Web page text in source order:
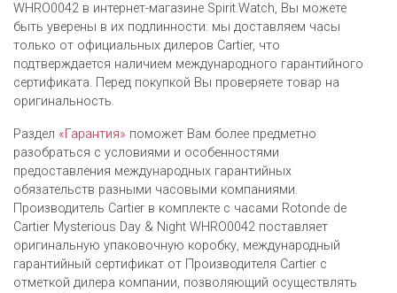
WHRO0042 в интернет-магазине Spirit.Watch, Вы можете
быть уверены в их подлинности: мы доставляем часы
только от официальных дилеров Cartier, что
подтверждается наличием международного гарантийного
сертификата. Перед покупкой Вы проверяете товар на
оригинальность.
Раздел «Гарантия» поможет Вам более предметно
разобраться с условиями и особенностями
предоставления международных гарантийных
обязательств разными часовыми компаниями.
Производитель Cartier в комплекте с часами Rotonde de
Cartier Mysterious Day & Night WHRO0042 поставляет
оригинальную упаковочную коробку, международный
гарантийный сертификат от Производителя Cartier c
отметкой дилера компании, позволяющий осуществлять